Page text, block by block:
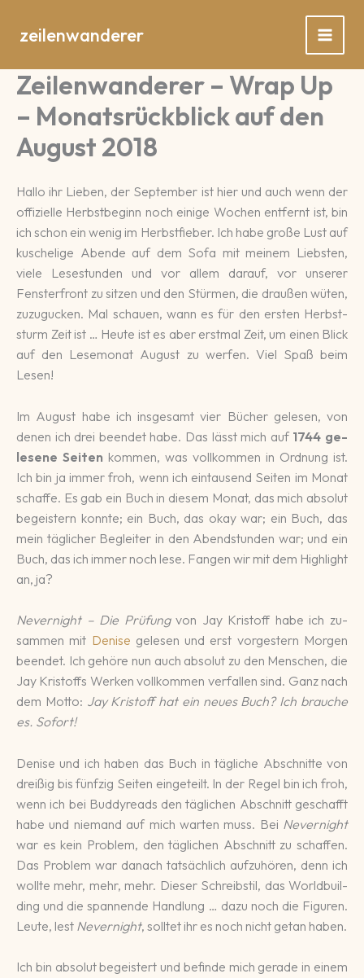
Inhaltzeilenwanderer
Zeilenwanderer – Wrap Up
– Monatsrückblick auf den
August 2018
Hallo ihr Lieben, der September ist hier und auch wenn der
offi­zielle Herbst­be­ginn noch ei­nige Wo­chen ent­fernt ist, bin
ich schon ein wenig im Herbst­fie­ber. Ich habe gro­ße Lust auf
kusche­lige Aben­de auf dem Sofa mit meinem Liebs­ten,
viele Lese­stun­den und vor allem da­rauf, vor un­se­rer
Fenster­front zu sitzen und den Stür­men, die drau­ßen wüten,
zuzu­gu­cken. Mal schau­en, wann es für den ers­ten Herbst­
sturm Zeit ist … Heute ist es aber erst­mal Zeit, um einen Blick
auf den Lese­mo­nat August zu wer­fen. Viel Spaß beim
Lesen!
Im August habe ich ins­ge­samt vier Bü­cher gele­sen, von
denen ich drei be­endet habe. Das lässt mich auf 1744 ge­
lese­ne Sei­ten kommen, was voll­kommen in Ord­nung ist.
Ich bin ja immer froh, wenn ich ein­tau­send Seiten im Monat
schaffe. Es gab ein Buch in die­sem Mo­nat, das mich ab­so­lut
be­geis­tern konnte; ein Buch, das okay war; ein Buch, das
mein täg­li­cher Be­glei­ter in den Abend­stun­den war; und ein
Buch, das ich immer noch lese. Fan­gen wir mit dem High­light
an, ja?
Never­night – Die Prüfungvon Jay Kristoff habe ich zu­
sammen mit Denise gelesen und erst vor­ges­tern Mor­gen
be­endet. Ich ge­höre nun auch abso­lut zu den Men­schen, die
Jay Kristoffs Werken voll­kommen ver­fallen sind. Ganz nach
dem Motto: Jay Kristoff hat ein neues Buch? Ich brauche
es. Sofort!
Denise und ich haben das Buch in täg­li­che Ab­schnitte von
drei­ßig bis fünf­zig Sei­ten ein­ge­teilt. In der Regel bin ich froh,
wenn ich bei Buddy­reads den täg­li­chen Ab­schnitt ge­schafft
habe und nie­mand auf mich war­ten muss. Bei Never­night
war es kein Problem, den täg­li­chen Ab­schnitt zu schaffen.
Das Problem war danach tat­säch­lich auf­zu­hö­ren, denn ich
wollte mehr, mehr, mehr. Dieser Schreib­stil, das World­buil­
ding und die spannende Hand­lung … dazu noch die Fi­gu­ren.
Leute, lest Never­night, solltet ihr es noch nicht ge­tan haben.
Ich bin abso­lut be­geistert und be­finde mich gera­de in einem